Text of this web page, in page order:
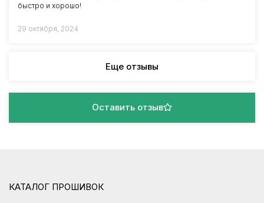
быстро и хорошо!
29 октября, 2024
Еще отзывы
Оставить отзыв
КАТАЛОГ ПРОШИВОК